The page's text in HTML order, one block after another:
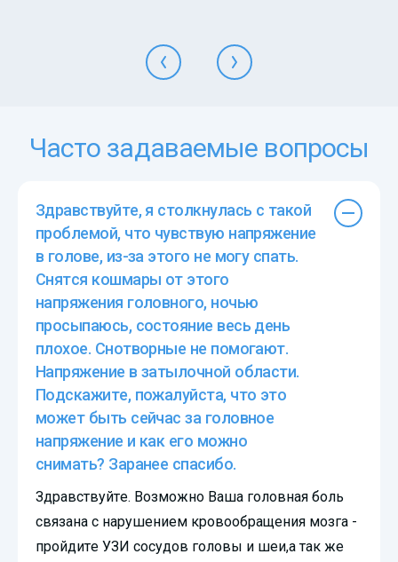
Часто задаваемые вопросы
Здравствуйте, я столкнулась с такой
проблемой, что чувствую напряжение
в голове, из-за этого не могу спать.
Снятся кошмары от этого
напряжения головного, ночью
просыпаюсь, состояние весь день
плохое. Снотворные не помогают.
Напряжение в затылочной области.
Подскажите, пожалуйста, что это
может быть сейчас за головное
напряжение и как его можно
снимать? Заранее спасибо.
Здравствуйте. Возможно Ваша головная боль
связана с нарушением кровообращения мозга -
пройдите УЗИ сосудов головы и шеи,а так же